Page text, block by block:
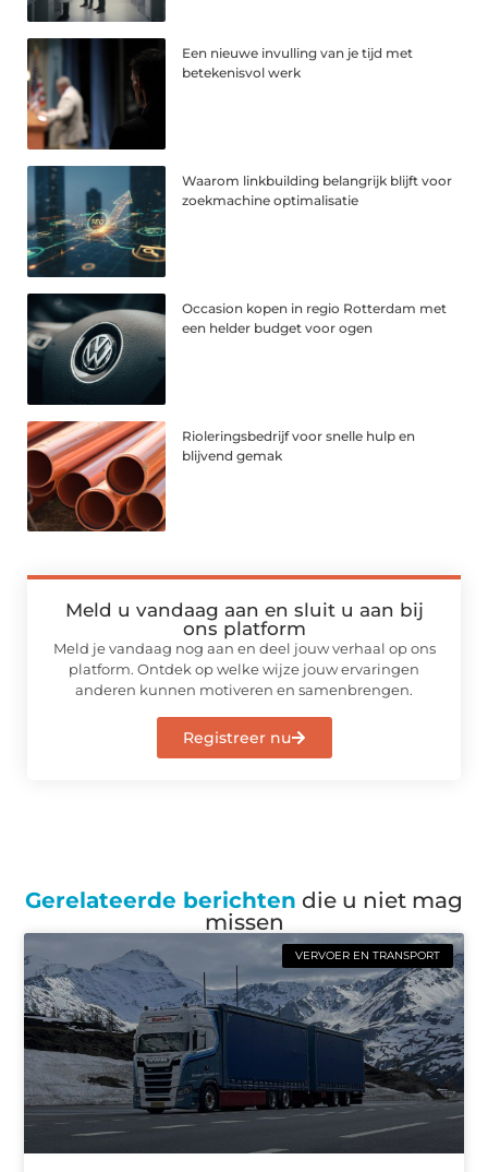
Een nieuwe invulling van je tijd met
betekenisvol werk
Waarom linkbuilding belangrijk blijft voor
zoekmachine optimalisatie
Occasion kopen in regio Rotterdam met
een helder budget voor ogen
Rioleringsbedrijf voor snelle hulp en
blijvend gemak
Meld u vandaag aan en sluit u aan bij
ons platform
Meld je vandaag nog aan en deel jouw verhaal op ons
platform. Ontdek op welke wijze jouw ervaringen
anderen kunnen motiveren en samenbrengen.
Registreer nu
Gerelateerde berichten die u niet mag
missen
VERVOER EN TRANSPORT